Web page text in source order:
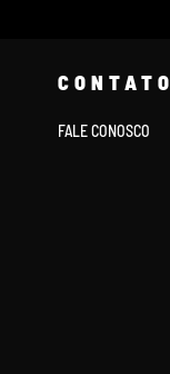
CONTATO
FALE CONOSCO